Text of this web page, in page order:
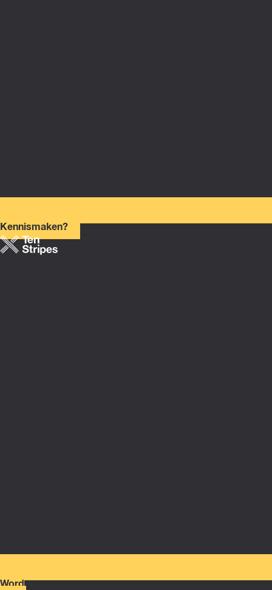
Kennismaken?
Word